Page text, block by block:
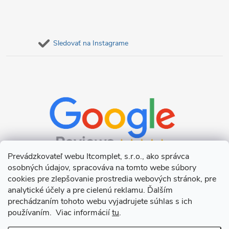
Prevádzkovateľ webu Itcomplet, s.r.o., ako správca
osobných údajov, spracováva na tomto webe súbory
cookies pre zlepšovanie prostredia webových stránok, pre
analytické účely a pre cielenú reklamu. Ďalším
prechádzaním tohoto webu vyjadrujete súhlas s ich
používaním. Viac informáciítu.
Sledovať na Instagrame